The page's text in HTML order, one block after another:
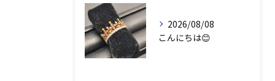
2026/08/08
こんにちは😊